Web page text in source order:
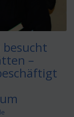
besucht
–